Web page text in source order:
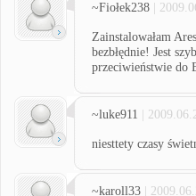
~Fiołek238 |
Zainstalowałam
bezbłędnie! Jest
przeciwieństwie do
~luke911 |
niesttety czasy
~karoll33 |